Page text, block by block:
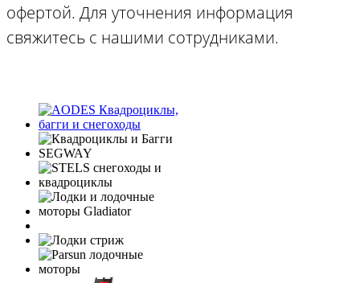
офертой. Для уточнения информация
свяжитесь с нашими сотрудниками.